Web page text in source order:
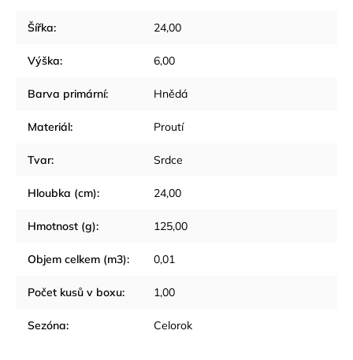
Šířka: 24,00
Výška: 6,00
Barva primární: Hnědá
Materiál: Proutí
Tvar: Srdce
Hloubka (cm): 24,00
Hmotnost (g): 125,00
Objem celkem (m3): 0,01
Počet kusů v boxu: 1,00
Sezóna: Celorok